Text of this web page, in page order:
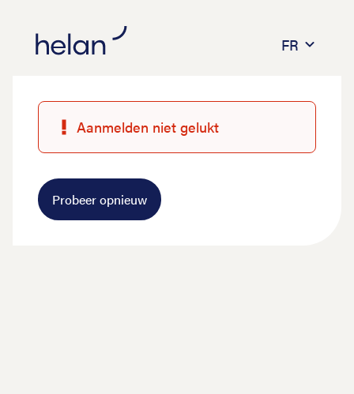
FR
Aanmelden niet gelukt
Probeer opnieuw